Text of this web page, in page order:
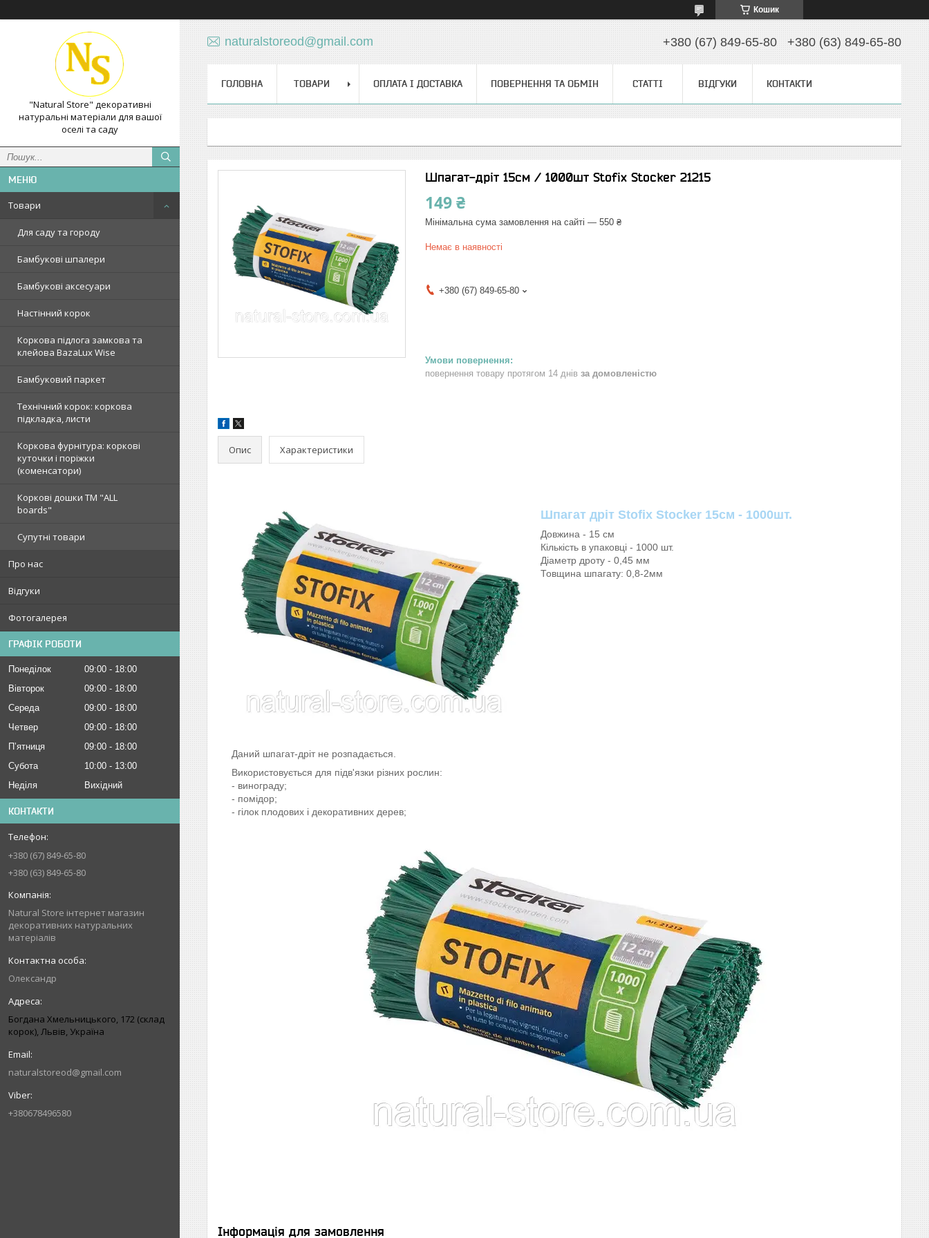
Кошик
"Natural Store" декоративні
натуральні матеріали для вашої
оселі та саду
Товари
Для саду та городу
Бамбукові шпалери
Бамбукові аксесуари
Настінний корок
Коркова підлога замкова та
клейова BazaLux Wise
Бамбуковий паркет
Технічний корок: коркова
підкладка, листи
Коркова фурнітура: коркові
куточки і поріжки
(коменсатори)
Коркові дошки TM "ALL
boards"
Супутні товари
Про нас
Відгуки
Фотогалерея
ГРАФІК РОБОТИ
Понеділок 09:00
18:00
Вівторок
09:00
18:00
Середа
09:00
18:00
Четвер
09:00
18:00
Пʼятниця
09:00
18:00
Субота
10:00
13:00
Неділя
Вихідний
КОНТАКТИ
+380 (67) 849-65-80
+380 (63) 849-65-80
Natural Store інтернет магазин
декоративних натуральних
матеріалів
Олександр
Богдана Хмельницького, 172 (склад
корок), Львів, Україна
naturalstoreod@gmail.com
+380678496580
naturalstoreod@gmail.com +380 (67) 849-65-80 +380 (63) 849-65-80
ГОЛОВНА ТОВАРИ ОПЛАТА І ДОСТАВКА ПОВЕРНЕННЯ ТА ОБМІН СТАТТІ ВІДГУКИ КОНТАКТИ
Шпагат-дріт 15см / 1000шт Stofix Stocker 21215
149 ₴
Мінімальна сума замовлення на сайті — 550 ₴
Немає в наявності
+380 (67) 849-65-80
повернення товару протягом 14 днів за домовленістю
Опис Характеристики
Шпагат дріт Stofix Stocker 15см - 1000шт.
Довжина - 15 см
Кількість в упаковці - 1000 шт.
Діаметр дроту - 0,45 мм
Товщина шпагату: 0,8-2мм
Даний шпагат-дріт не розпадається.
Використовується для підв'язки різних рослин:
- винограду;
- помідор;
- гілок плодових і декоративних дерев;
Інформація для замовлення